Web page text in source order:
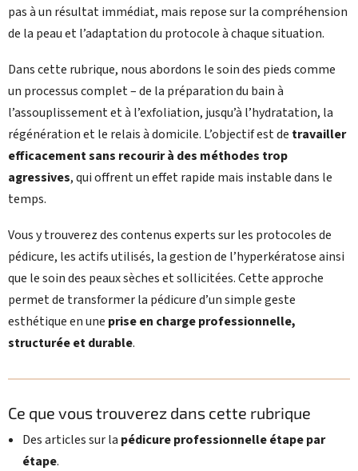
pas à un résultat immédiat, mais repose sur la compréhension
de la peau et l’adaptation du protocole à chaque situation.
Dans cette rubrique, nous abordons le soin des pieds comme
un processus complet – de la préparation du bain à
l’assouplissement et à l’exfoliation, jusqu’à l’hydratation, la
régénération et le relais à domicile. L’objectif est de travailler
efficacement sans recourir à des méthodes trop
agressives, qui offrent un effet rapide mais instable dans le
temps.
Vous y trouverez des contenus experts sur les protocoles de
pédicure, les actifs utilisés, la gestion de l’hyperkératose ainsi
que le soin des peaux sèches et sollicitées. Cette approche
permet de transformer la pédicure d’un simple geste
esthétique en une prise en charge professionnelle,
structurée et durable.
Ce que vous trouverez dans cette rubrique
Des articles sur la pédicure professionnelle étape par
étape.